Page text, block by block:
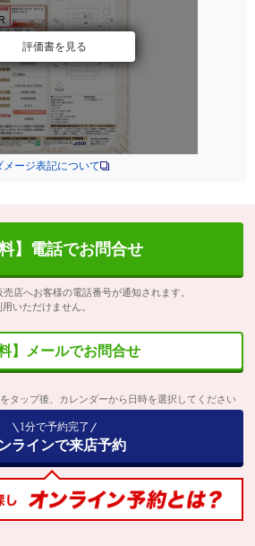
評価書を見る
メージ表記について
料】電話でお問合せ
店へお客様の電話番号が通知されます。
いただけません。
料】メールでお問合せ
タップ後、カレンダーから日時を選択してください
1分で予約完了
ラインで来店予約